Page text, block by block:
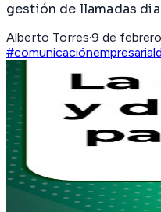
gestión de llamadas
Alberto Torres·9 de
#comunicaciónempresarial